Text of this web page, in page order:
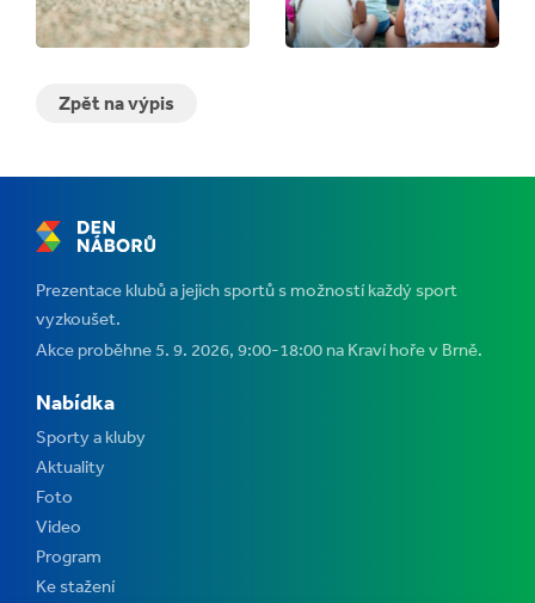
Zpět na výpis
Prezentace klubů a jejich sportů s možností každý sport
vyzkoušet.
Akce proběhne 5. 9. 2026, 9:00-18:00 na Kraví hoře v Brně.
Nabídka
Sporty a kluby
Aktuality
Foto
Video
Program
Ke stažení